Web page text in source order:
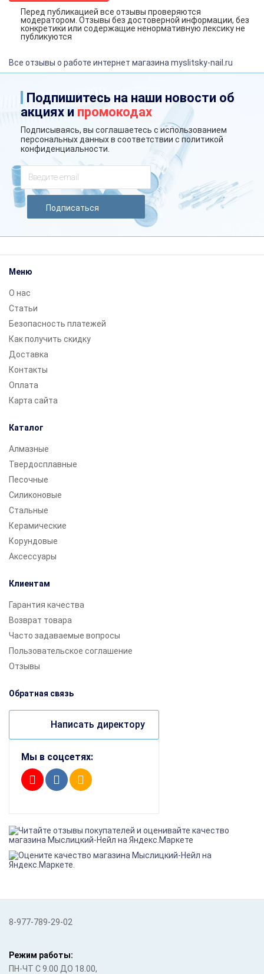
Перед публикацией все отзывы проверяются
модератором. Отзывы без достоверной информации, без
конкретики или содержащие ненормативную лексику не
публикуются
Все отзывы о работе интернет магазина myslitsky-nail.ru
Подпишитесь на наши новости об
акциях и промокодах
Подписываясь, вы соглашаетесь с использованием
персональных данных в соответствии с политикой
конфиденциальности
Подписаться
Меню
О нас
Статьи
Безопасность платежей
Как получить скидку
Доставка
Контакты
Оплата
Карта сайта
Каталог
Алмазные
Твердосплавные
Песочные
Силиконовые
Стальные
Керамические
Корундовые
Аксессуары
Клиентам
Гарантия качества
Возврат товара
Часто задаваемые вопросы
Пользовательское соглашение
Отзывы
Обратная связь
Написать директору
Мы в соцсетях:
8-977-789-29-02
Режим работы:
ПН-ЧТ С 9.00 ДО 18.00,